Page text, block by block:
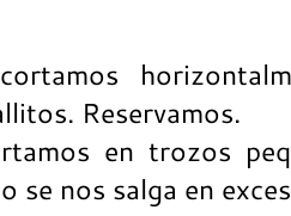
Reservamos.
en trozos
se nos salga en